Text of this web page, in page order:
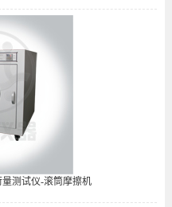
量测试仪-滚筒摩擦机